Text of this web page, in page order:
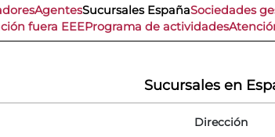
AgentesSucursales EspañaSociedades
fuera EEEPrograma de actividades
Sucursales en
Dirección